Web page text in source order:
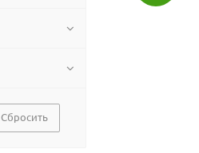
Сбросить